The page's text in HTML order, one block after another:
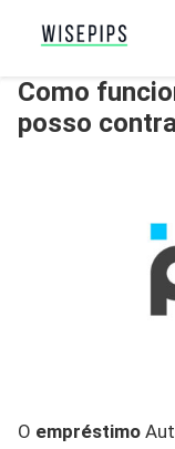
Como
posso
O empréstimo